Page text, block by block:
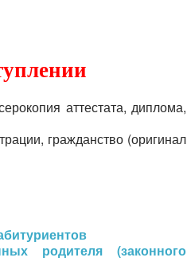
аттестата, диплома,
гражданство (оригинал
родителя (законного